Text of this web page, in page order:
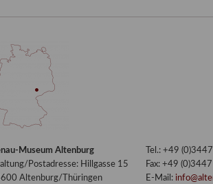
Museum Altenburg
Postadresse: Hillgasse 15
Altenburg/Thüringen
Tel.: +49
Fax: +49
E-Mail: